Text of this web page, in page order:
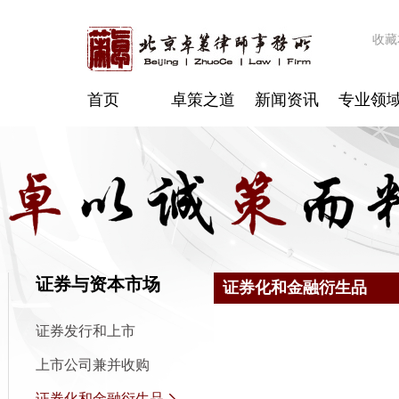
收
首页 卓策之道 新闻资讯 专业领
证券与资本市场
证券发行和上市
上市公司兼并收购
证券化和金融衍生品